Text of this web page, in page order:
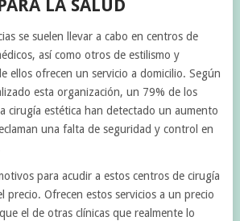
LA SALUD
se suelen llevar a cabo en centros de
así como otros de estilismo y
ellos ofrecen un servicio a domicilio. Según
esta organización, un 79% de los
cirugía estética han detectado un aumento
una falta de seguridad y control en
para acudir a estos centros de cirugía
precio. Ofrecen estos servicios a un precio
el de otras clínicas que realmente lo